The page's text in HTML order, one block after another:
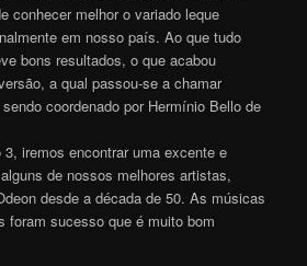
conhecer melhor o variado leque
em nosso país. Ao que tudo
bons resultados, o que acabou
a qual passou-se a chamar
coordenado por Hermínio Bello de
iremos encontrar uma excente e
de nossos melhores artistas,
desde a década de 50. As músicas
foram sucesso que é muito bom